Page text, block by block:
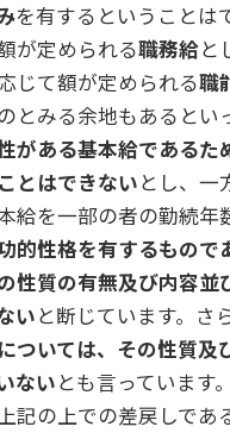
を有するということは
が定められる職務給と
じて額が定められる職
とみる余地もあるとい
がある基本給であるた
とはできないとし、一
給を一部の者の勤続年
的性格を有するもので
性質の有無及び内容並
いと断じています。さ
ついては、その性質及
ないとも言っています。
記の上での差戻しであ